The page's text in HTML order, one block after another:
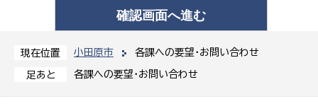
現在位置 小田原市 各課への要望・お問い合わせ
足あと 各課への要望・お問い合わせ